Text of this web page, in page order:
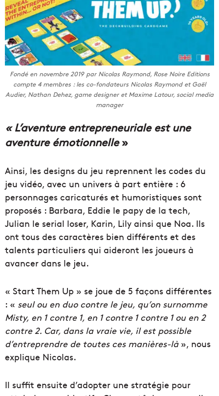
Fondé en novembre 2019 par Nicolas Raymond, Rose Noire Editions
compte 4 membres : les co-fondateurs Nicolas Raymond et Gaël
Audier, Nathan Dehez, game designer et Maxime Latour, social media
manager
« L’aventure entrepreneuriale est une
aventure émotionnelle»
Ainsi, les designs du jeu reprennent les codes du
jeu vidéo, avec un univers à part entière : 6
personnages caricaturés et humoristiques sont
proposés : Barbara, Eddie le papy de la tech,
Julian le serial loser, Karin, Lily ainsi que Noa. Ils
ont tous des caractères bien différents et des
talents particuliers qui aideront les joueurs à
avancer dans le jeu.
« Start Them Up » se joue de 5 façons différentes
: « seul ou en duo contre le jeu, qu’on surnomme
Misty, en 1 contre 1, en 1 contre 1 contre 1 ou en 2
contre 2. Car, dans la vraie vie, il est possible
d’entreprendre de toutes ces manières-là», nous
explique Nicolas.
Il suffit ensuite d’adopter une stratégie pour